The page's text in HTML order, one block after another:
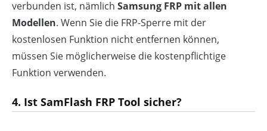
verbunden ist, nämlich Samsung FRP mit allen
Modellen. Wenn Sie die FRP-Sperre mit der
kostenlosen Funktion nicht entfernen können,
müssen Sie möglicherweise die kostenpflichtige
Funktion verwenden.
4. Ist SamFlash FRP Tool sicher?